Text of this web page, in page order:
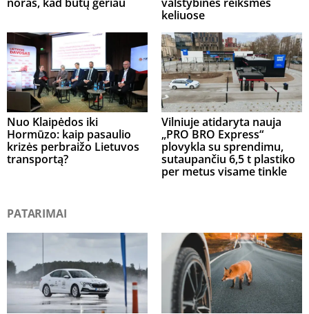
keliuose
Nuo Klaipėdos iki
Hormūzo: kaip pasaulio
krizės perbraižo Lietuvos
transportą?
Vilniuje atidaryta nauja
„PRO BRO Express“
plovykla su sprendimu,
sutaupančiu 6,5 t plastiko
per metus visame tinkle
PATARIMAI